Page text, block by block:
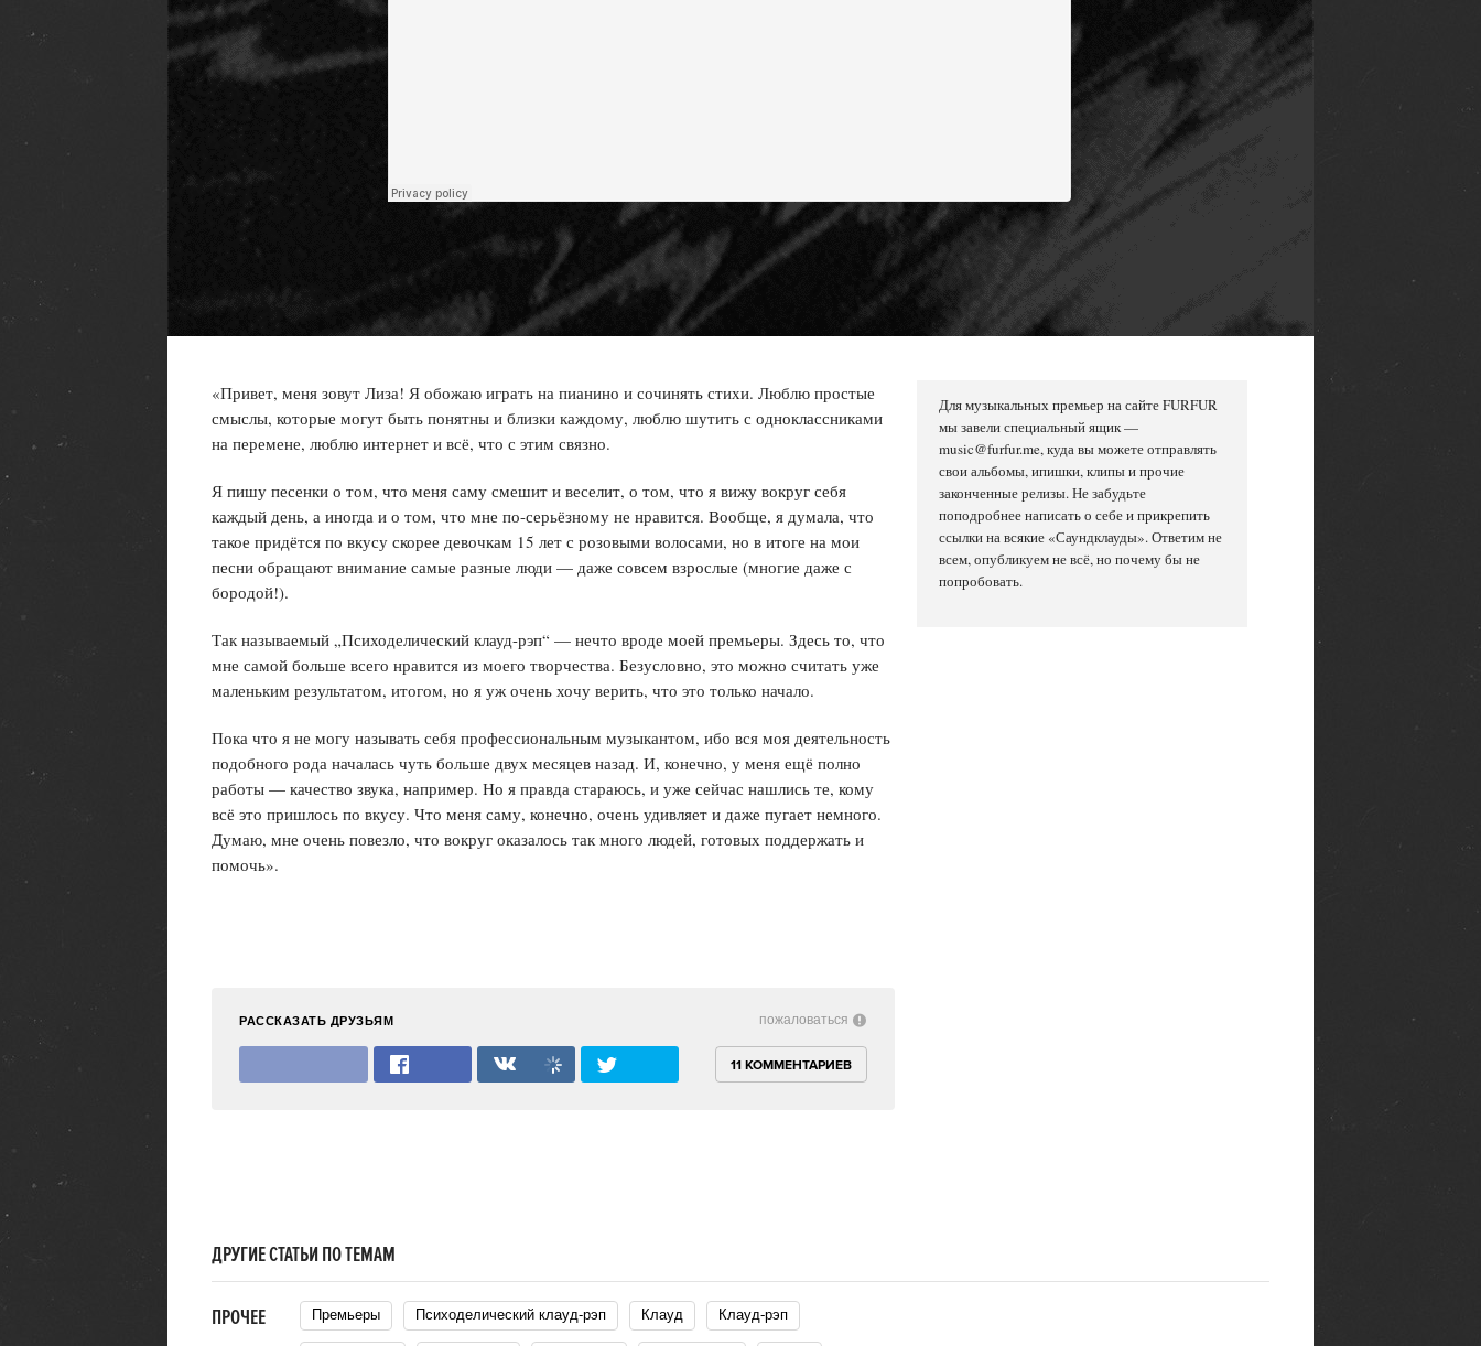
«Привет, меня зовут Лиза! Я обожаю играть на пианино и сочинять стихи. Люблю простые
смыслы, которые могут быть понятны и близки каждому, люблю шутить с одноклассниками
на перемене, люблю интернет и всё, что с этим связно.
Я пишу песенки о том, что меня саму смешит и веселит, о том, что я вижу вокруг себя
каждый день, а иногда и о том, что мне по-серьёзному не нравится. Вообще, я думала, что
такое придётся по вкусу скорее девочкам 15 лет с розовыми волосами, но в итоге на мои
песни обращают внимание самые разные люди — даже совсем взрослые (многие даже с
бородой!).
Так называемый „Психоделический клауд-рэп“ — нечто вроде моей премьеры. Здесь то, что
мне самой больше всего нравится из моего творчества. Безусловно, это можно считать уже
маленьким результатом, итогом, но я уж очень хочу верить, что это только начало.
Пока что я не могу называть себя профессиональным музыкантом, ибо вся моя деятельность
подобного рода началась чуть больше двух месяцев назад. И, конечно, у меня ещё полно
работы — качество звука, например. Но я правда стараюсь, и уже сейчас нашлись те, кому
всё это пришлось по вкусу. Что меня саму, конечно, очень удивляет и даже пугает немного.
Думаю, мне очень повезло, что вокруг оказалось так много людей, готовых поддержать и
помочь».
Для музыкальных премьер на сайте FURFUR
мы завели специальный ящик —
music@furfur.me, куда вы можете отправлять
свои альбомы, ипишки, клипы и прочие
законченные релизы. Не забудьте
поподробнее написать о себе и прикрепить
ссылки на всякие «Саундклауды». Ответим не
всем, опубликуем не всё, но почему бы не
попробовать.
РАССКАЗАТЬ ДРУЗЬЯМ
11 КОММЕНТАРИЕВ
пожаловаться
ДРУГИЕ СТАТЬИ ПО ТЕМАМ
ПРОЧЕЕ Премьеры Психоделический клауд-рэп Клауд Клауд-рэп